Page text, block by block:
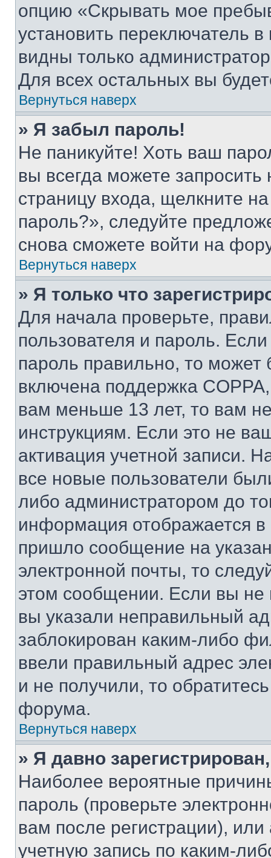
опцию «Скрывать мое
установить переключатель
видны только
Для всех остальных вы
Вернуться наверх
» Я забыл пароль!
Не паникуйте! Хоть ваш
вы всегда можете
страницу входа, щелкните
пароль?», следуйте
снова сможете войти на
Вернуться наверх
» Я только что
Для начала проверьте,
пользователя и пароль.
пароль правильно, то может
включена поддержка
вам меньше 13 лет, то вам
инструкциям. Если это не
активация учетной записи.
все новые пользователи
либо администратором до
информация отображается
пришло сообщение на
электронной почты, то
этом сообщении. Если вы
вы указали неправильный
заблокирован каким-либо
ввели правильный адрес
и не получили, то
форума.
Вернуться наверх
» Я давно
Наиболее вероятные
пароль (проверьте
вам после регистрации),
учетную запись по каким-